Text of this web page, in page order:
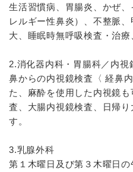
生活習慣病、胃腸炎、かぜ
レルギー性鼻炎）、不整脈
大、睡眠時無呼吸検査・治療
2.消化器内科・胃腸科／内視
鼻からの内視鏡検査〈 経鼻
た、麻酔を使用した内視鏡
査、大腸内視鏡検査、日帰
す。
3.乳腺外科
第１木曜日及び第３木曜日の